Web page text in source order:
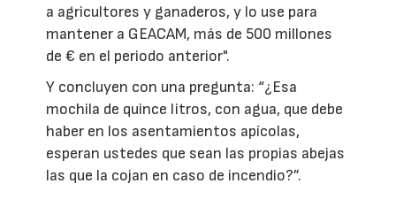
a agricultores y ganaderos, y lo use para
mantener a GEACAM, más de 500 millones
de € en el periodo anterior".
Y concluyen con una pregunta: “¿Esa
mochila de quince litros, con agua, que debe
haber en los asentamientos apícolas,
esperan ustedes que sean las propias abejas
las que la cojan en caso de incendio?”.